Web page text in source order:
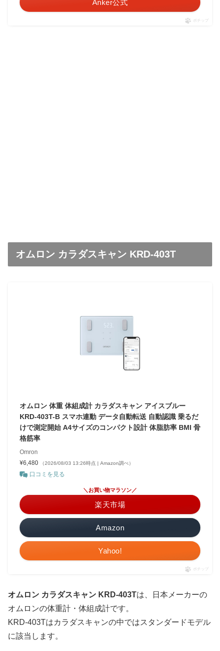
Anker公式
ポチップ
オムロン カラダスキャン KRD-403T
オムロン 体重 体組成計 カラダスキャン アイスブルー
KRD-403T-B スマホ連動 データ自動転送 自動認識 乗るだ
けで測定開始 A4サイズのコンパクト設計 体脂肪率 BMI 骨
格筋率
Omron
¥6,480
（2026/08/03 13:26時点 | Amazon調べ）
口コミを見る
Amazon
＼お買い物マラソン／
楽天市場
Yahoo!
ポチップ
オムロン カラダスキャン KRD-403Tは、日本メーカーの
オムロンの体重計・体組成計です。
KRD-403Tはカラダスキャンの中ではスタンダードモデル
に該当します。